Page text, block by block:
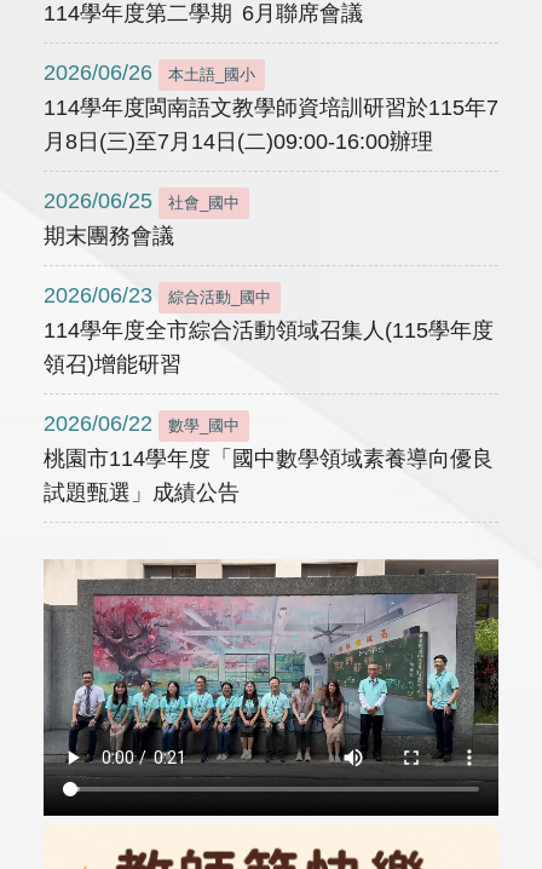
114學年度第二學期 6月聯席會議
2026/06/26 本土語_國小
114學年度閩南語文教學師資培訓研習於115年7
月8日(三)至7月14日(二)09:00-16:00辦理
2026/06/25 社會_國中
期末團務會議
2026/06/23 綜合活動_國中
114學年度全市綜合活動領域召集人(115學年度
領召)增能研習
2026/06/22 數學_國中
桃園市114學年度「國中數學領域素養導向優良
試題甄選」成績公告